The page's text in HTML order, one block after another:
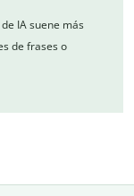
IA suene más
de frases o